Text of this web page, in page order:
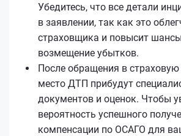
Убедитесь, что все детали
в заявлении, так как это
страховщика и повысит
возмещение убытков.
После обращения в
место ДТП прибудут
документов и оценок. Чтобы
вероятность успешного
компенсации по ОСАГО для